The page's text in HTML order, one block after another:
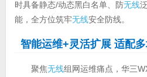
时具备静态/动态黑白名单、防无线
能，全方位筑牢无线安全防线。
智能运维+灵活扩展 适配
聚焦无线组网运维痛点，华三